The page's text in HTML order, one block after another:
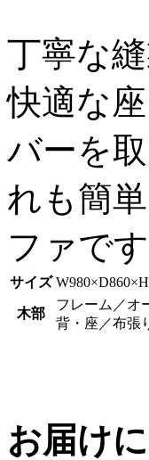
丁寧な
快適な
バーを
れも簡
ファです
サイズ
木部
フレーム／オ
背・座／布張
お届け